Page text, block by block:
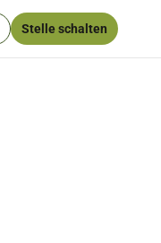
Stelle schalten